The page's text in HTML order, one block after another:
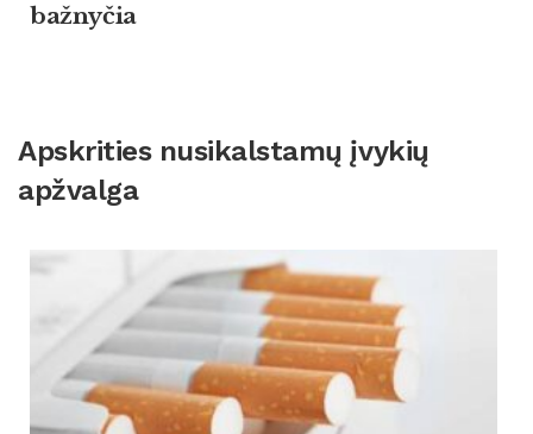
bažnyčia
Apskrities nusikalstamų įvykių
apžvalga